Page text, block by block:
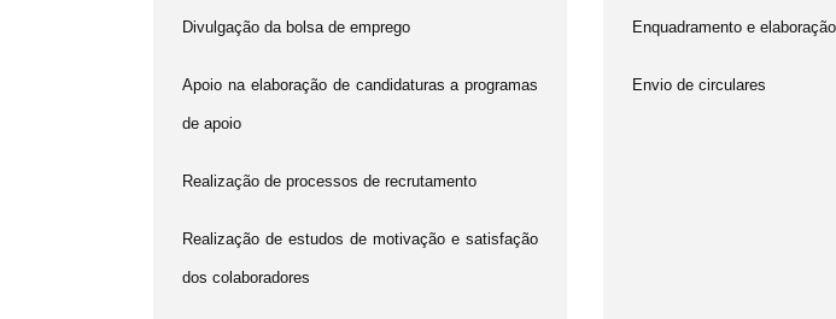
Divulgação da bolsa de emprego
Apoio na elaboração de candidaturas a programas
de apoio
Realização de processos de recrutamento
Realização de estudos de motivação e satisfação
dos colaboradores
Enquadramento e
Envio de circulares